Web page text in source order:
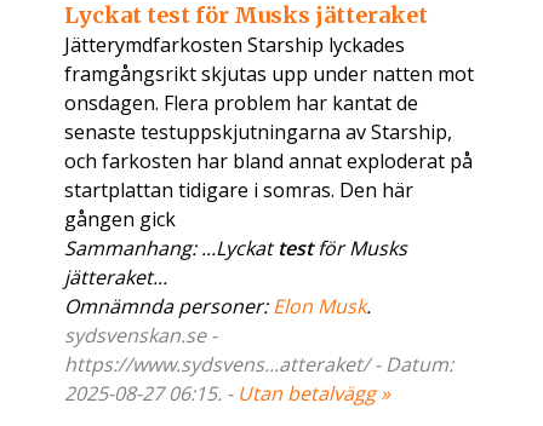
Lyckat test för Musks jätteraket
Jätterymdfarkosten Starship lyckades
framgångsrikt skjutas upp under natten mot
onsdagen. Flera problem har kantat de
senaste testuppskjutningarna av Starship,
och farkosten har bland annat exploderat på
startplattan tidigare i somras. Den här
gången gick
Sammanhang: ...Lyckattestför Musks
jätteraket...
Omnämnda personer:Elon Musk.
sydsvenskan.se -
https://www.sydsvens...atteraket/ - Datum:
2025-08-27 06:15. - Utan betalvägg »